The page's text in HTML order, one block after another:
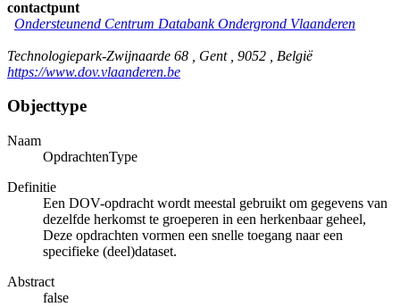
contactpunt
Ondersteunend Centrum Databank Ondergrond Vlaanderen
Technologiepark-Zwijnaarde 68 , Gent , 9052 , België
https://www.dov.vlaanderen.be
Objecttype
Naam
OpdrachtenType
Definitie
Een DOV-opdracht wordt meestal gebruikt om gegevens van
dezelfde herkomst te groeperen in een herkenbaar geheel,
Deze opdrachten vormen een snelle toegang naar een
specifieke (deel)dataset.
Abstract
false